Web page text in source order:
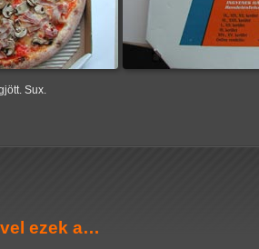
Sux.
ezek a…